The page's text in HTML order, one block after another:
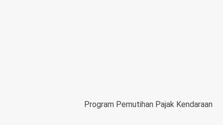
Program Pemutihan Pajak Kendaraan